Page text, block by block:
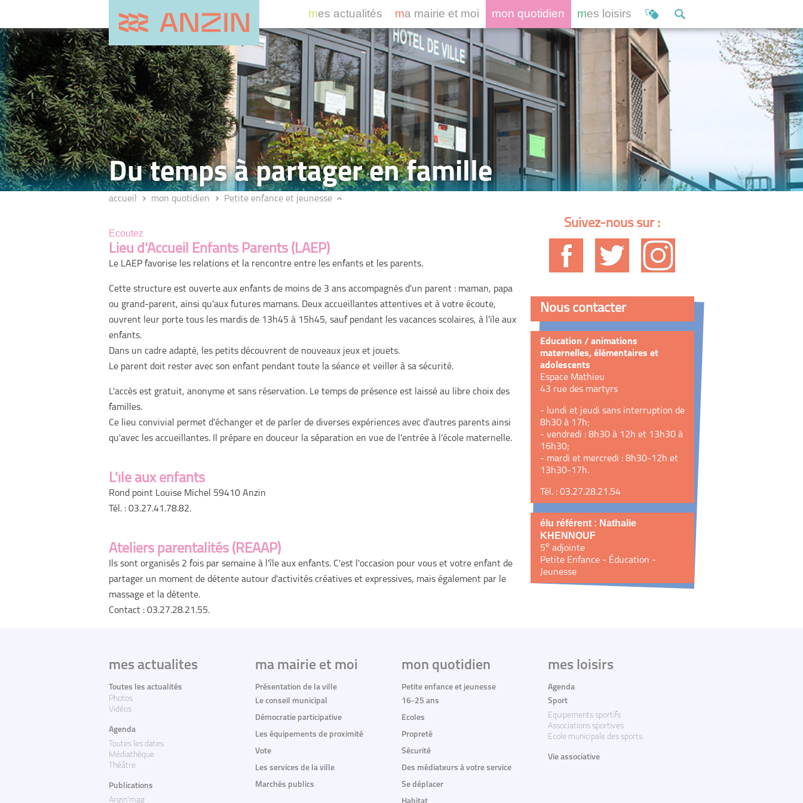
mes actualités ma mairie et moi mon quotidien mes loisirs
Du temps à partager en famille
accueil mon quotidien Petite enfance et jeunesse
Ecoutez
Lieu d'Accueil Enfants Parents (LAEP)
Le LAEP favorise les relations et la rencontre entre les enfants et les parents.
Cette structure est ouverte aux enfants de moins de 3 ans accompagnés d'un parent : maman, papa
ou grand-parent, ainsi qu'aux futures mamans. Deux accueillantes attentives et à votre écoute,
ouvrent leur porte tous les mardis de 13h45 à 15h45, sauf pendant les vacances scolaires, à l'ïle aux
enfants.
Dans un cadre adapté, les petits découvrent de nouveaux jeux et jouets.
Le parent doit rester avec son enfant pendant toute la séance et veiller à sa sécurité.
L'accès est gratuit, anonyme et sans réservation. Le temps de présence est laissé au libre choix des
familles.
Ce lieu convivial permet d'échanger et de parler de diverses expériences avec d'autres parents ainsi
qu'avec les accueillantes. Il prépare en douceur la séparation en vue de l'entrée à l'école maternelle.
L'île aux enfants
Rond point Louise Michel 59410 Anzin
Tél. : 03.27.41.78.82.
Ateliers parentalités (REAAP)
Ils sont organisés 2 fois par semaine à l'île aux enfants. C'est l'occasion pour vous et votre enfant de
partager un moment de détente autour d'activités créatives et expressives, mais également par le
massage et la détente.
Contact : 03.27.28.21.55.
Suivez-nous sur :
Nous contacter
Education / animations
maternelles, élémentaires et
adolescents
Espace Mathieu
43 rue des martyrs
- lundi et jeudi sans interruption de
8h30 à 17h;
- vendredi : 8h30 à 12h et 13h30 à
16h30;
- mardi et mercredi : 8h30-12h et
13h30-17h.
Tél. : 03.27.28.21.54
élu référent : Nathalie
KHENNOUF
5e adjointe
Petite Enfance - Éducation -
Jeunesse
mes actualites
Toutes les actualités
Photos
Vidéos
Agenda
Toutes les dates
Médiathèque
Théâtre
Publications
Anzin'mag
ma mairie et moi
Présentation de la ville
Le conseil municipal
Démocratie participative
Les équipements de proximité
Vote
Les services de la ville
Marchés publics
mon quotidien
Petite enfance et jeunesse
16-25 ans
Ecoles
Propreté
Sécurité
Des médiateurs à votre service
Se déplacer
mes loisirs
Agenda
Sport
Equipements sportifs
Associations sportives
Ecole municipale des sports
Vie associative